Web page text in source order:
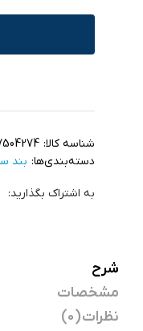
شناسه کالا:
دسته‌بندی‌ها: بند
به اشتراک بگذارید:
شرح
مشخصات
نظرات (0)